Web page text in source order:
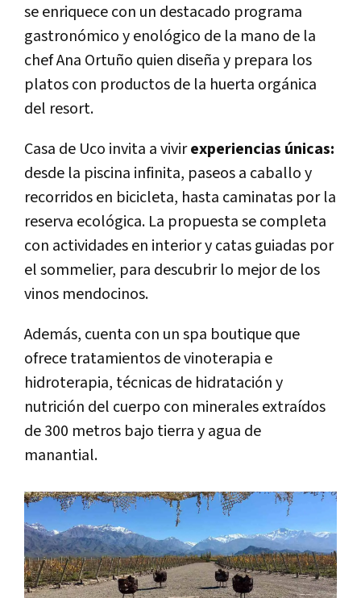
se enriquece con un destacado programa
gastronómico y enológico de la mano de la
chef Ana Ortuño quien diseña y prepara los
platos con productos de la huerta orgánica
del resort.
Casa de Uco invita a vivirexperiencias únicas:
desde la piscina infinita, paseos a caballo y
recorridos en bicicleta, hasta caminatas por la
reserva ecológica. La propuesta se completa
con actividades en interior y catas guiadas por
el sommelier, para descubrir lo mejor de los
vinos mendocinos.
Además, cuenta con un spa boutique que
ofrece tratamientos de vinoterapia e
hidroterapia, técnicas de hidratación y
nutrición del cuerpo con minerales extraídos
de 300 metros bajo tierra y agua de
manantial.